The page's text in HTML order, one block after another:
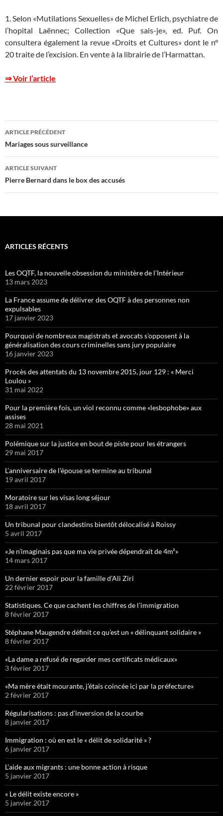
1. Selon «Mutilations Sexuelles» de Michel Erlich, psychiatre de
l’hopital Laënnec; Collection «Que sais-je», ed. Puf. On
consultera également la revue «Droits et Cultures» dont le n°
20 traite de l’excision. En vente à la librairie de l’Harmattan.
⇒ Voir l’article
Navigation
des
articles
ARTICLE PRÉCÉDENT
Mariages sous surveillance
ARTICLE SUIVANT
Pierre Bernard dans le box des accusés
ARTICLES RÉCENTS
Les OQTF, la nouvelle obsession du ministère de l’Intérieur
13 mars 2023
La France assume de délivrer des OQTF à des personnes non
expulsables
17 janvier 2023
Pourquoi de nombreux magistrats et avocats s’opposent à la
généralisation des cours criminelles sans jury populaire
16 janvier 2023
Procès des attentats du 13 novembre 2015, jour 129 : « Merci
Loulou »
31 mai 2022
Pour la première fois, un viol reconnu comme «lesbophobe» aux
assises
28 mai 2021
Polémique sur la justice en bout de piste pour les étrangers
29 mai 2017
L’anniversaire de l’épouse se termine au tribunal
19 avril 2017
Moratoire sur les visas long séjour
18 avril 2017
Un tribunal pour clandestins bientôt délocalisé à Roissy
5 avril 2017
«Je n’imaginais pas que ma vie privée dépendrait de 4m²»
14 mars 2017
Un dernier espoir pour la famille d’Ali Ziri
22 février 2017
Statistiques. Ce que cachent les chiffres de l’immigration
8 février 2017
Stéphane Maugendre définit ce qu’est un « délinquant solidaire »
8 février 2017
«La dame a refusé de regarder mes certificats médicaux»
3 février 2017
«Ma mère était mourante, j’étais coincée ici par la préfecture»
2 février 2017
Régularisations : pas d’inversion de la courbe
8 janvier 2017
Immigration : où en est le « délit de solidarité » ?
6 janvier 2017
L’aide aux migrants : une bonne action à risque
5 janvier 2017
« Le délit existe encore »
5 janvier 2017